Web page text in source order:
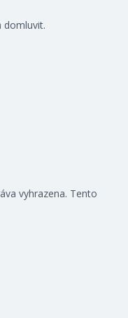
domluvit.
vyhrazena. Tento